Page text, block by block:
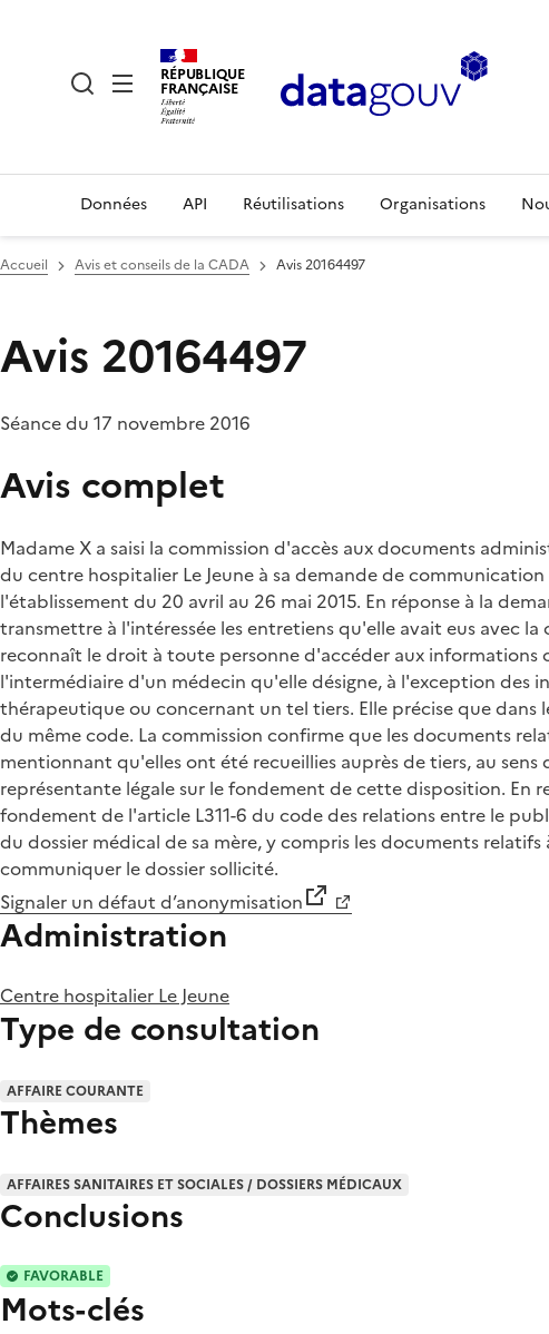
RÉPUBLIQUE
FRANÇAISE
Données API Réutilisations Organisations
Accueil Avis et conseils de la CADA Avis 20164497
Avis 20164497
Séance du 17 novembre 2016
Avis complet
Madame X a saisi la commission d'accès aux documents
du centre hospitalier Le Jeune à sa demande de
l'établissement du 20 avril au 26 mai 2015. En réponse à la
transmettre à l'intéressée les entretiens qu'elle avait eus avec
reconnaît le droit à toute personne d'accéder aux informations
l'intermédiaire d'un médecin qu'elle désigne, à l'exception des
thérapeutique ou concernant un tel tiers. Elle précise que dans
du même code. La commission confirme que les documents
mentionnant qu'elles ont été recueillies auprès de tiers, au
représentante légale sur le fondement de cette disposition. En
fondement de l'article L311-6 du code des relations entre le
du dossier médical de sa mère, y compris les documents
communiquer le dossier sollicité.
Signaler un défaut d’anonymisation
Administration
Centre hospitalier Le Jeune
Type de consultation
AFFAIRE COURANTE
Thèmes
AFFAIRES SANITAIRES ET SOCIALES / DOSSIERS MÉDICAUX
Conclusions
FAVORABLE
Mots-clés